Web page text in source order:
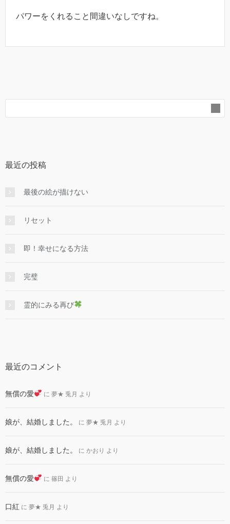
パワーをくれること間違いなしですね。
最近の投稿
最後の絵が描けない
リセット
即！幸せになる方法
完璧
霊的にみる再び
最近のコメント
無償の愛 に 夢★ 兎月 より
娘が、結婚しました。 に 夢★ 兎月 より
娘が、結婚しました。 に かおり より
無償の愛 に 篠田 より
口紅 に 夢★ 兎月 より